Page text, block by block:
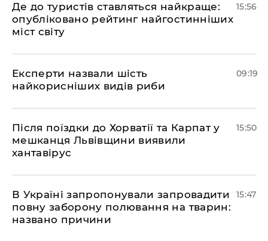
Де до туристів ставляться найкраще:
опубліковано рейтинг найгостинніших
міст світу
15:56
Експерти назвали шість
найкорисніших видів риби
09:19
Після поїздки до Хорватії та Карпат у
мешканця Львівщини виявили
хантавірус
15:50
В Україні запропонували запровадити
повну заборону полювання на тварин:
названо причини
15:47